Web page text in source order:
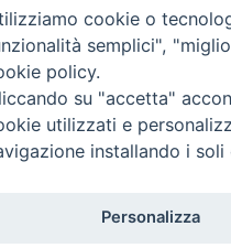
articolo?
Piazza Patriarcato,
cookie o
semplici",
policy.
su "accetta"
utilizzati e
installando i
Personalizza